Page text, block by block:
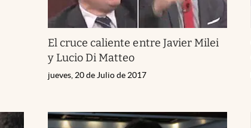
El cruce caliente entre Javier Milei
y Lucio Di Matteo
jueves, 20 de Julio de 2017